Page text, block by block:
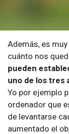
Además, es
cuánto nos
pueden
uno de los tres
Yo por ejemplo
ordenador que
de levantarse
aumentado el